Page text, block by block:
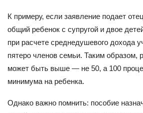
К примеру, если заявление подает
общий ребенок с супругой и двое
при расчете среднедушевого дохода
пятеро членов семьи. Таким образом,
может быть выше — не 50, а 100
минимума на ребенка.
Однако важно помнить: пособие